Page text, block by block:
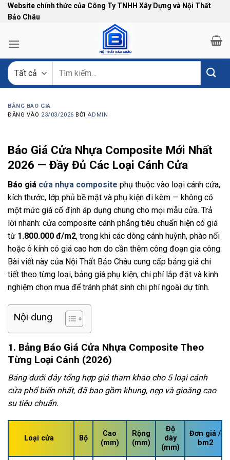
Bỏ
qua
dung
Website chính thức của Công Ty TNHH Xây Dựng và Nội Thất
Bảo Châu
kiếm:
BẢNG BÁO GIÁ
ĐĂNG VÀO 23/03/2026 BỞIADMIN
Báo Giá Cửa Nhựa Composite Mới Nhất
2026 — Đầy Đủ Các Loại Cánh Cửa
Báo giá cửa nhựa composite phụ thuộc vào loại cánh cửa,
kích thước, lớp phủ bề mặt và phụ kiện đi kèm — không có
một mức giá cố định áp dụng chung cho mọi mẫu cửa. Trả
lời nhanh: cửa composite cánh phẳng tiêu chuẩn hiện có giá
từ 1.800.000 đ/m2, trong khi các dòng cánh huỳnh, phào nổi
hoặc ô kính có giá cao hơn do cần thêm công đoạn gia công.
Bài viết này của Nội Thất Bảo Châu cung cấp bảng giá chi
tiết theo từng loại, bảng giá phụ kiện, chi phí lắp đặt và kinh
nghiệm chọn mua để tránh phát sinh chi phí ngoài dự tính.
Nội dung
1. Bảng Báo Giá Cửa Nhựa Composite Theo
Từng Loại Cánh (2026)
Bảng dưới đây tổng hợp giá tham khảo cho 5 loại cánh
cửa phổ biến nhất, đã bao gồm khung, nẹp và gioăng cao
su tiêu chuẩn.
Loại cửa Bộ
Cao
(mm)
Rộng
(mm)
Độ
dày
(mm)
Đơn giá /
bm2